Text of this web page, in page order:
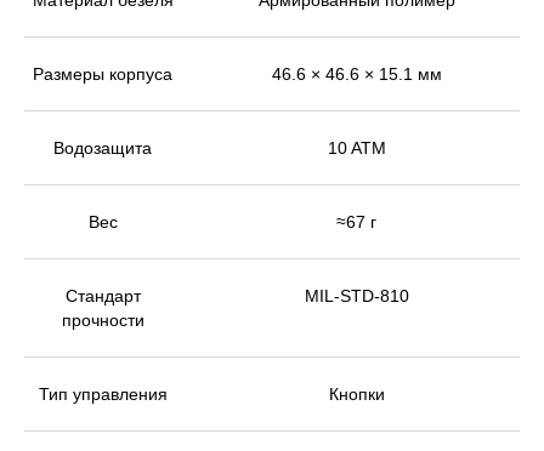
Размеры корпуса 46.6 × 46.6 × 15.1 мм
Водозащита 10 ATM
Вес ≈67 г
Стандарт
прочности
MIL-STD-810
Тип управления Кнопки